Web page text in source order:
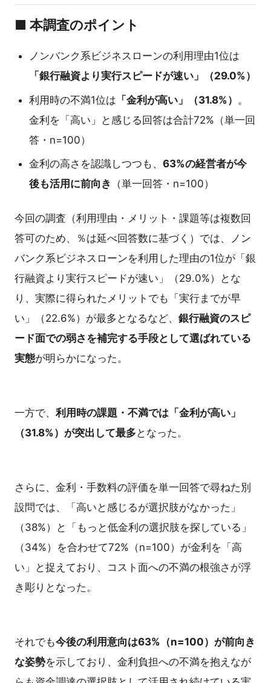
■ 本調査のポイント
ノンバンク系ビジネスローンの利用理由1位は
「銀行融資より実行スピードが速い」（29.0%）
利用時の不満1位は 「金利が高い」（31.8%） 。
金利を「高い」と感じる回答は合計72%（単一回
答・n=100）
金利の高さを認識しつつも、 63%の経営者が今
後も活用に前向き
（単一回答・n=100）
今回の調査（利用理由・メリット・課題等は複数回
答可のため、％は延べ回答数に基づく）では、ノン
バンク系ビジネスローンを利用した理由の1位が「銀
行融資より実行スピードが速い」（29.0%）とな
り、実際に得られたメリットでも「実行までが早
い」（22.6%）が最多となるなど、 銀行融資のスピ
ード面での弱さを補完する手段として選ばれている
実態が明らかになった。
一方で、 利用時の課題・不満では「金利が高い」
（31.8%）が突出して最多 となった。
さらに、金利・手数料の評価を単一回答で尋ねた別
設問では、「高いと感じるが選択肢がなかった」
（38%）と「もっと低金利の選択肢を探している」
（34%）を合わせて72%（n=100）が金利を「高
い」と捉えており、コスト面への不満の根強さが浮
き彫りとなった。
それでも今後の利用意向は63%（n=100）が前向き
な姿勢を示しており、金利負担への不満を抱えなが